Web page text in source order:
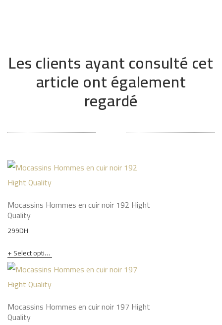
Les clients ayant consulté cet
article ont également
regardé
Mocassins Hommes en cuir noir 192 Hight
Quality
299DH
Select options
Mocassins Hommes en cuir noir 197 Hight
Quality